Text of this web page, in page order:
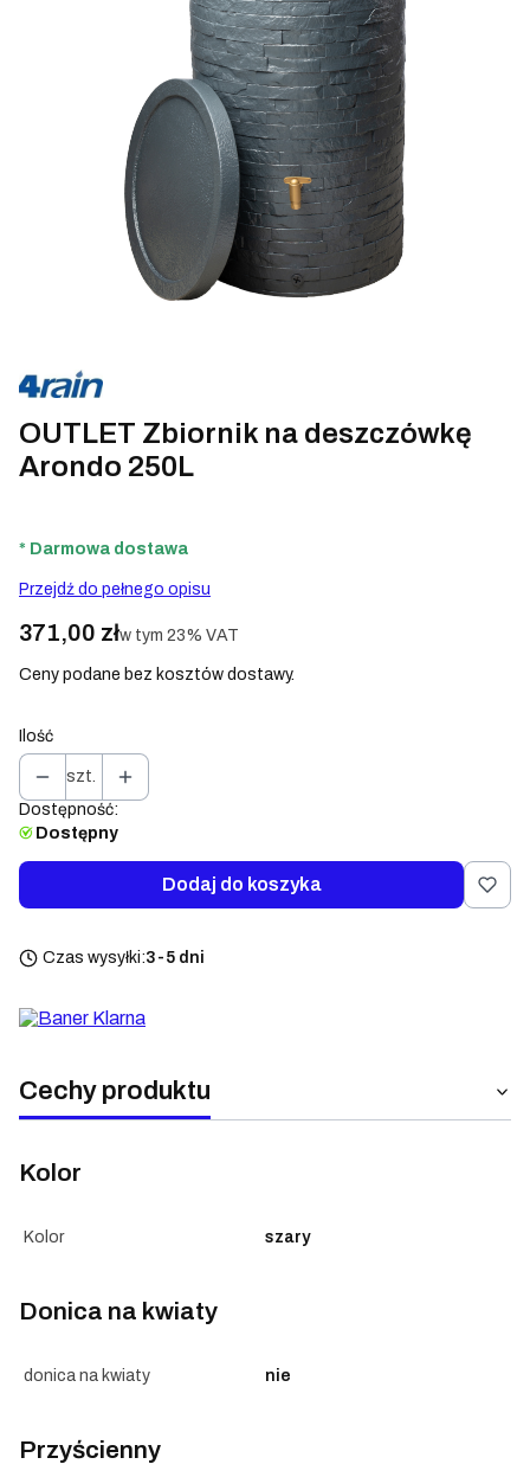
OUTLET Zbiornik na deszczówkę
Arondo 250L
* Darmowa dostawa
Przejdź do pełnego opisu
Cena
371,00 złw tym 23% VAT
w tym 23% VAT
Ceny podane bez kosztów dostawy.
Ilość
szt.
Dostępność:
Dostępny
Dodaj do koszyka
Czas wysyłki:3-5 dni
Cechy produktu
Kolor
Kolor szary
Donica na kwiaty
donica na kwiaty nie
Przyścienny